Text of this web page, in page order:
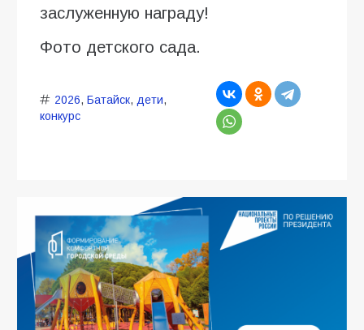
заслуженную награду!
Фото детского сада.
2026, Батайск, дети,
конкурс